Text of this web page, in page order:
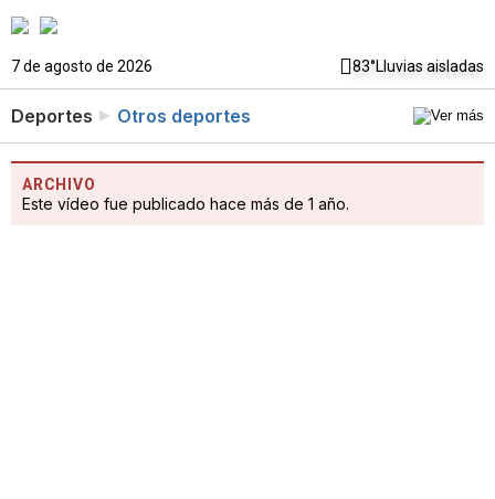
7 de agosto de 2026 83°Lluvias aisladas
Deportes Otros deportes
ARCHIVO
Este vídeo fue publicado hace más de 1 año.